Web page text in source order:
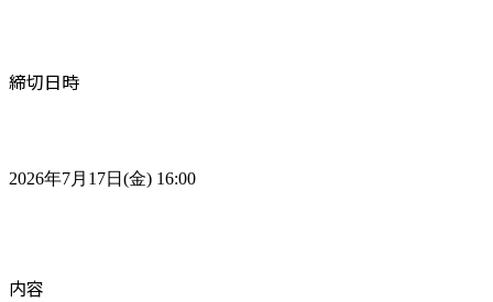
締切日時
2026年7月17日(金) 16:00
内容